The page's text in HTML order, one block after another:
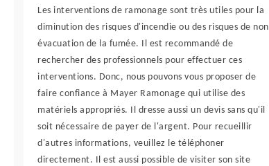
Les interventions de ramonage sont très utiles pour la
diminution des risques d'incendie ou des risques de non
évacuation de la fumée. Il est recommandé de
rechercher des professionnels pour effectuer ces
interventions. Donc, nous pouvons vous proposer de
faire confiance à Mayer Ramonage qui utilise des
matériels appropriés. Il dresse aussi un devis sans qu'il
soit nécessaire de payer de l'argent. Pour recueillir
d'autres informations, veuillez le téléphoner
directement. Il est aussi possible de visiter son site